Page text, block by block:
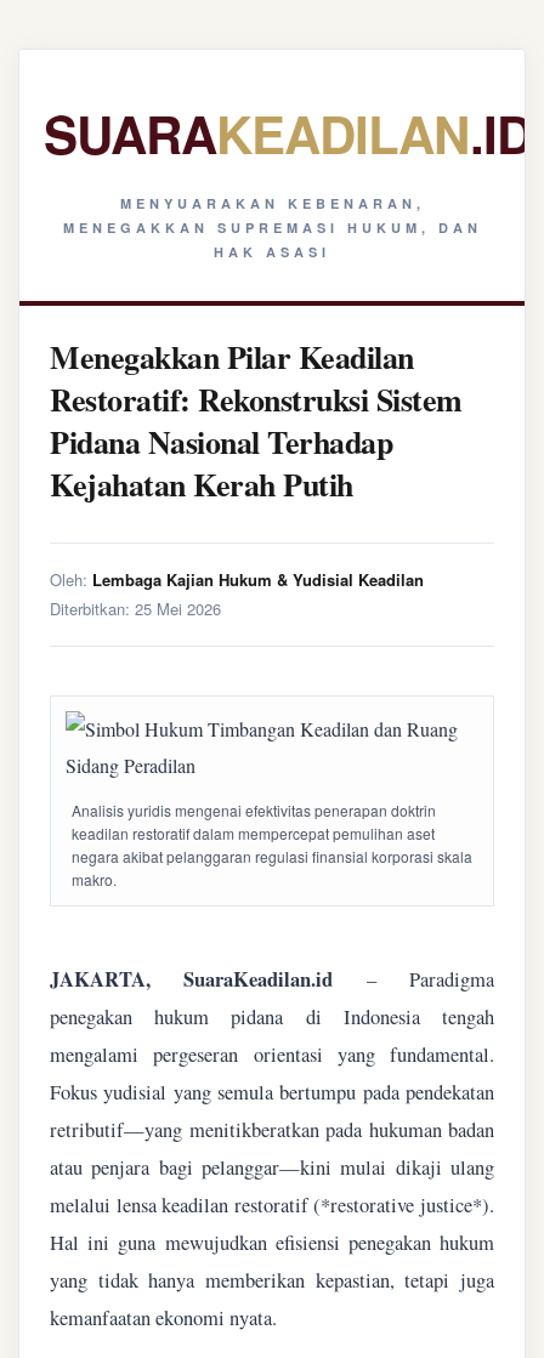
SUARAKEADILAN.ID
MENYUARAKAN KEBENARAN,
MENEGAKKAN SUPREMASI HUKUM, DAN
HAK ASASI
Menegakkan Pilar Keadilan
Restoratif: Rekonstruksi Sistem
Pidana Nasional Terhadap
Kejahatan Kerah Putih
Oleh: Lembaga Kajian Hukum & Yudisial Keadilan
Diterbitkan: 25 Mei 2026
Analisis yuridis mengenai efektivitas penerapan doktrin
keadilan restoratif dalam mempercepat pemulihan aset
negara akibat pelanggaran regulasi finansial korporasi skala
makro.
JAKARTA, SuaraKeadilan.id – Paradigma
penegakan hukum pidana di Indonesia tengah
mengalami pergeseran orientasi yang fundamental.
Fokus yudisial yang semula bertumpu pada pendekatan
retributif—yang menitikberatkan pada hukuman badan
atau penjara bagi pelanggar—kini mulai dikaji ulang
melalui lensa keadilan restoratif (*restorative justice*).
Hal ini guna mewujudkan efisiensi penegakan hukum
yang tidak hanya memberikan kepastian, tetapi juga
kemanfaatan ekonomi nyata.